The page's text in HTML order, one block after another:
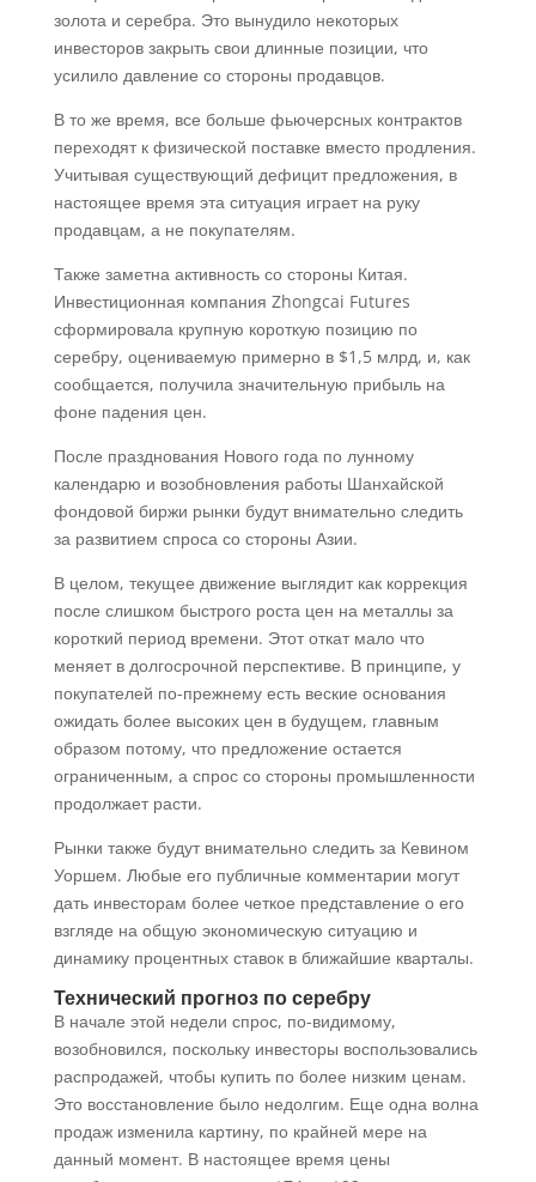
золота и серебра. Это вынудило некоторых
инвесторов закрыть свои длинные позиции, что
усилило давление со стороны продавцов.
В то же время, все больше фьючерсных контрактов
переходят к физической поставке вместо продления.
Учитывая существующий дефицит предложения, в
настоящее время эта ситуация играет на руку
продавцам, а не покупателям.
Также заметна активность со стороны Китая.
Инвестиционная компания Zhongcai Futures
сформировала крупную короткую позицию по
серебру, оцениваемую примерно в $1,5 млрд, и, как
сообщается, получила значительную прибыль на
фоне падения цен.
После празднования Нового года по лунному
календарю и возобновления работы Шанхайской
фондовой биржи рынки будут внимательно следить
за развитием спроса со стороны Азии.
В целом, текущее движение выглядит как коррекция
после слишком быстрого роста цен на металлы за
короткий период времени. Этот откат мало что
меняет в долгосрочной перспективе. В принципе, у
покупателей по-прежнему есть веские основания
ожидать более высоких цен в будущем, главным
образом потому, что предложение остается
ограниченным, а спрос со стороны промышленности
продолжает расти.
Рынки также будут внимательно следить за Кевином
Уоршем. Любые его публичные комментарии могут
дать инвесторам более четкое представление о его
взгляде на общую экономическую ситуацию и
динамику процентных ставок в ближайшие кварталы.
Технический прогноз по серебру
В начале этой недели спрос, по-видимому,
возобновился, поскольку инвесторы воспользовались
распродажей, чтобы купить по более низким ценам.
Это восстановление было недолгим. Еще одна волна
продаж изменила картину, по крайней мере на
данный момент. В настоящее время цены